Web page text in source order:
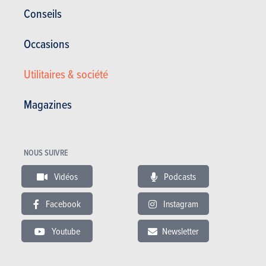
Conseils
Occasions
Utilitaires & société
Magazines
NOUS SUIVRE
Vidéos Podcasts
Facebook Instagram
Youtube Newsletter
Peugeot Partner 4p
Satisfaction générale :